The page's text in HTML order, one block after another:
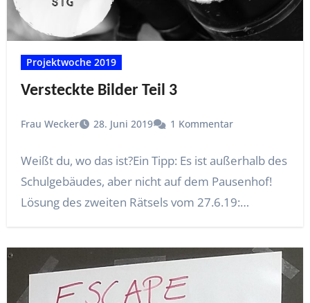
Projektwoche 2019
Versteckte Bilder Teil 3
Frau Wecker 28. Juni 2019 1 Kommentar
Weißt du, wo das ist?Ein Tipp: Es ist außerhalb des
Schulgebäudes, aber nicht auf dem Pausenhof!
Lösung des zweiten Rätsels vom 27.6.19:…